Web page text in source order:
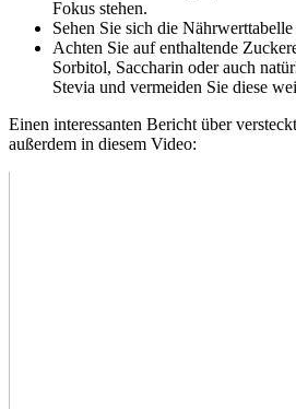
Fokus stehen.
Sehen Sie sich die Nährwerttabelle
Achten Sie auf enthaltende
Sorbitol, Saccharin oder auch
Stevia und vermeiden Sie diese
Einen interessanten Bericht über
außerdem in diesem Video: